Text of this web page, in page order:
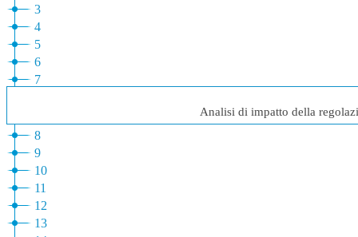
3
4
5
6
7
Analisi di impatto della
8
9
10
11
12
13